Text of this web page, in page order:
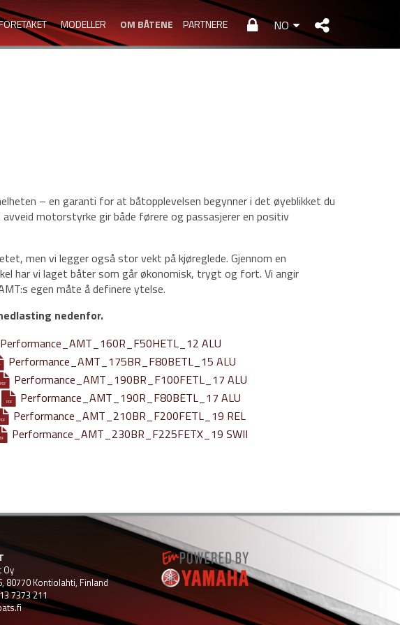
MODELLER OM BÅTENE PARTNERE NO
– en garanti for at båtopplevelsen begynner i det øyeblikket du
motorstyrke gir både førere og passasjerer en positiv
men vi legger også stor vekt på kjøreglede. Gjennom en
har vi laget båter som går økonomisk, trygt og fort. Vi angir
egen måte å definere ytelse.
nedenfor.
Performance_AMT_160R_F50HETL_12 ALU
Performance_AMT_175BR_F80BETL_15 ALU
PDF Performance_AMT_190BR_F100FETL_17 ALU
PDF Performance_AMT_190R_F80BETL_17 ALU
PDF Performance_AMT_210BR_F200FETL_19 REL
Performance_AMT_230BR_F225FETX_19 SWII
Oy
80770 Kontiolahti, Finland
7373 211